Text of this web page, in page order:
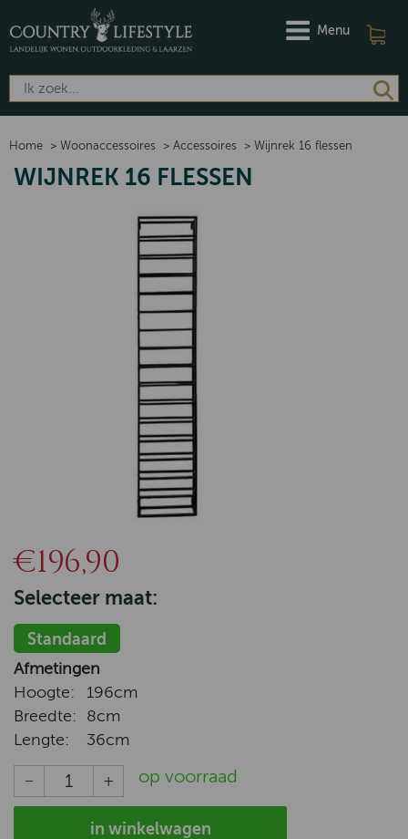
Menu
Home > Woonaccessoires > Accessoires > Wijnrek 16 flessen
WIJNREK 16 FLESSEN
€196,90
Selecteer maat:
Standaard
Afmetingen
Hoogte:
196cm
Breedte:
8cm
Lengte:
36cm
op voorraad
in winkelwagen